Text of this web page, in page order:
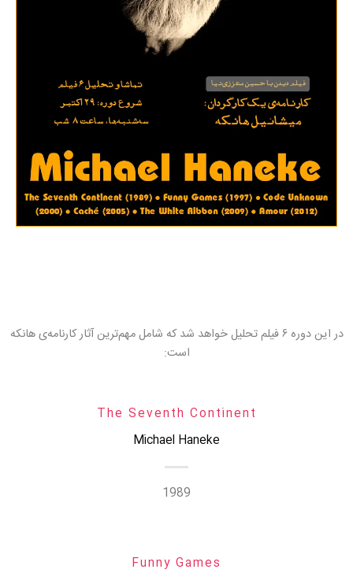
در این دوره ۶ فیلم تحلیل خواهد شد که شامل مهم‌ترین آثار کارنامه‌ی هانکه
است:
The Seventh Continent
Michael Haneke
1989
Funny Games